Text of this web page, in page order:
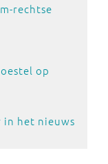
rechtse
op
in het nieuws